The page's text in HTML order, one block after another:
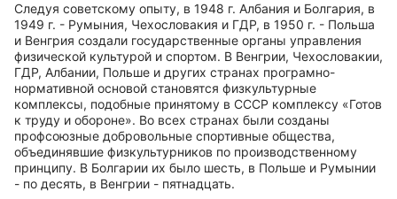
Следуя советскому опыту, в 1948 г. Албания и Болгария, в
1949 г. - Румыния, Чехословакия и ГДР, в 1950 г. - Польша
и Венгрия создали государственные органы управления
физической культурой и спортом. В Венгрии, Чехословакии,
ГДР, Албании, Польше и других странах програмно-
нормативной основой становятся физкультурные
комплексы, подобные принятому в СССР комплексу «Готов
к труду и обороне». Во всех странах были созданы
профсоюзные добровольные спортивные общества,
объединявшие физкультурников по производственному
принципу. В Болгарии их было шесть, в Польше и Румынии
- по десять, в Венгрии - пятнадцать.